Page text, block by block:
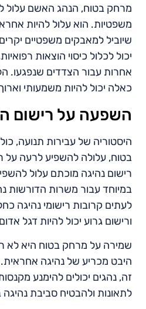
מרחק בטוח, הנהג האשם עלול
משפטיות. הוא עלול להיות
שיוביל למאבקים משפטיים יקרים
יכול לכלול כיסוי הוצאות
אחרות עבור הצדדים שנפגעו.
כאלה יכול להיות משמעותי
השפעה על רישום
היסטוריה של עבירות תנועה,
בטוח, עלולה להשפיע לרעה על
רישום נהיגה מוכתם עלול
במיוחד עבור משרות הדורשות
לעתים קרובות רישומי נהיגה
ורישום גרוע יכול להיות דגל
שמירה על מרחק בטוח היא לא
היבט מכריע של נהיגה
זה, נהגים יכולים להימנע
לתאונות ולהבטיח סביבת נהיגה